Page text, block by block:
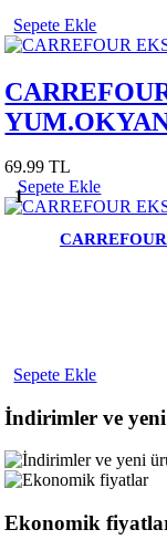
Sepete Ekle
69.99 TL
1
Sepete Ekle
Sepete Ekle
İndirimler ve
Ekonomik